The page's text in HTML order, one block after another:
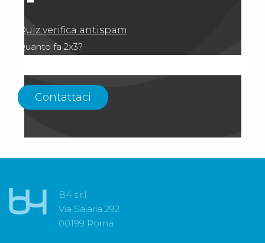
Quiz verifica antispam
Quanto fa 2x3?
B4 s.r.l.
Via Salaria 292
00199 Roma